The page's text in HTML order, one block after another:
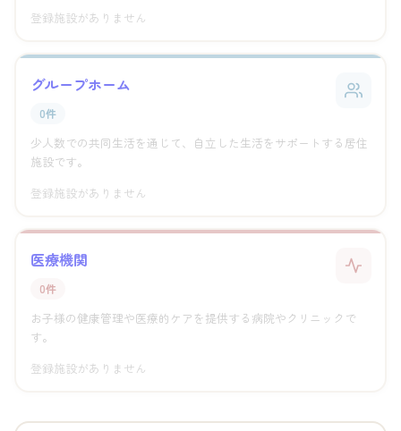
登録施設がありません
グループホーム
0件
少人数での共同生活を通じて、自立した生活をサポートする居住
施設です。
登録施設がありません
医療機関
0件
お子様の健康管理や医療的ケアを提供する病院やクリニックで
す。
登録施設がありません